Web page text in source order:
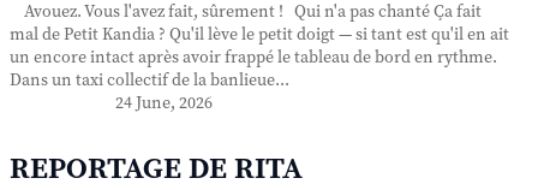
Avouez. Vous l'avez fait, sûrement ! Qui n'a pas chanté Ça fait
mal de Petit Kandia ? Qu'il lève le petit doigt — si tant est qu'il en ait
un encore intact après avoir frappé le tableau de bord en rythme.
Dans un taxi collectif de la banlieue...
24 June, 2026
REPORTAGE DE RITA